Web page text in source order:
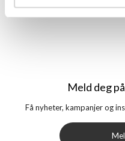
Meld deg
Få nyheter, kampanjer og